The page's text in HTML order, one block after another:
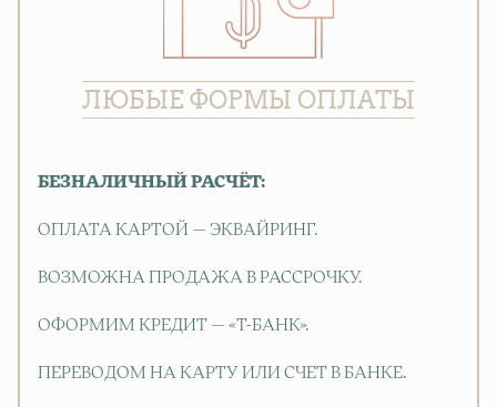
ЛЮБЫЕ ФОРМЫ ОПЛАТЫ
БЕЗНАЛИЧНЫЙ РАСЧЁТ:
ОПЛАТА КАРТОЙ — ЭКВАЙРИНГ.
ВОЗМОЖНА ПРОДАЖА В РАССРОЧКУ.
ОФОРМИМ КРЕДИТ — «Т-БАНК».
ПЕРЕВОДОМ НА КАРТУ ИЛИ СЧЕТ В БАНКЕ.